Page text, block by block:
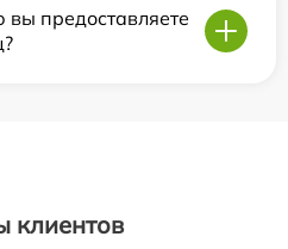
предоставляете
клиентов